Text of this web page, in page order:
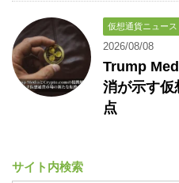
仮想通貨ニュース
2026/08/08
Trump
消が示す仮
点
サイト内検索